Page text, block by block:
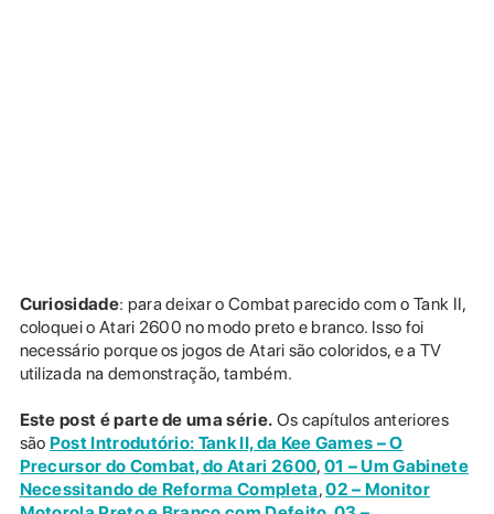
Curiosidade: para deixar o Combat parecido com o Tank II,
coloquei o Atari 2600 no modo preto e branco. Isso foi
necessário porque os jogos de Atari são coloridos, e a TV
utilizada na demonstração, também.
Este post é parte de uma série. Os capítulos anteriores
são Post Introdutório: Tank II, da Kee Games – O
Precursor do Combat, do Atari 2600, 01 – Um Gabinete
Necessitando de Reforma Completa,02 – Monitor